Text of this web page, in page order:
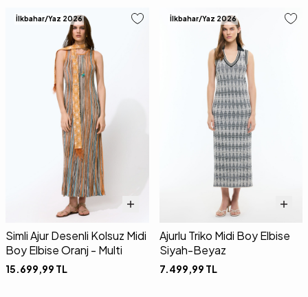
İlkbahar/Yaz 2026
Simli Ajur Desenli Kolsuz Midi
Boy Elbise Oranj - Multi
15.699,99 TL
İlkbahar/Yaz 2026
Ajurlu Triko Midi Boy Elbise
Siyah-Beyaz
7.499,99 TL